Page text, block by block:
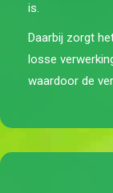
is.
Daarbij zorgt
losse
waardoor de